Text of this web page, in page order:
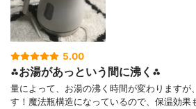
5.00
⁂お湯があっという間に沸く⁂
量によって、お湯の沸く時間が変わりますが
す！魔法瓶構造になっているので、保温効果